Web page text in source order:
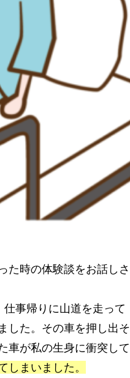
た時の体験談をお話しさ
事帰りに山道を走って
した。その車を押し出そ
車が私の生身に衝突して
まいました。